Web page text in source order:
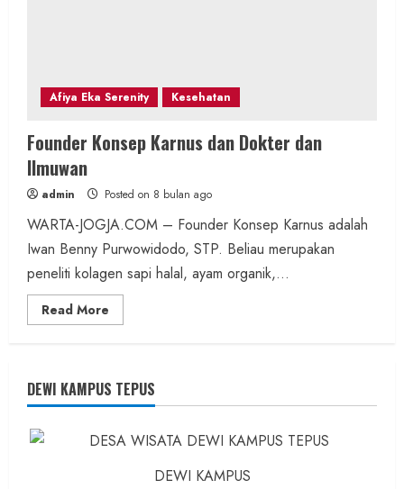
Afiya Eka Serenity Kesehatan
Founder Konsep Karnus dan Dokter dan
Ilmuwan
admin Posted on 8 bulan ago
WARTA-JOGJA.COM – Founder Konsep Karnus adalah
Iwan Benny Purwowidodo, STP. Beliau merupakan
peneliti kolagen sapi halal, ayam organik,...
Read More
more
dan
Dokter
dan
DEWI KAMPUS TEPUS
DEWI KAMPUS